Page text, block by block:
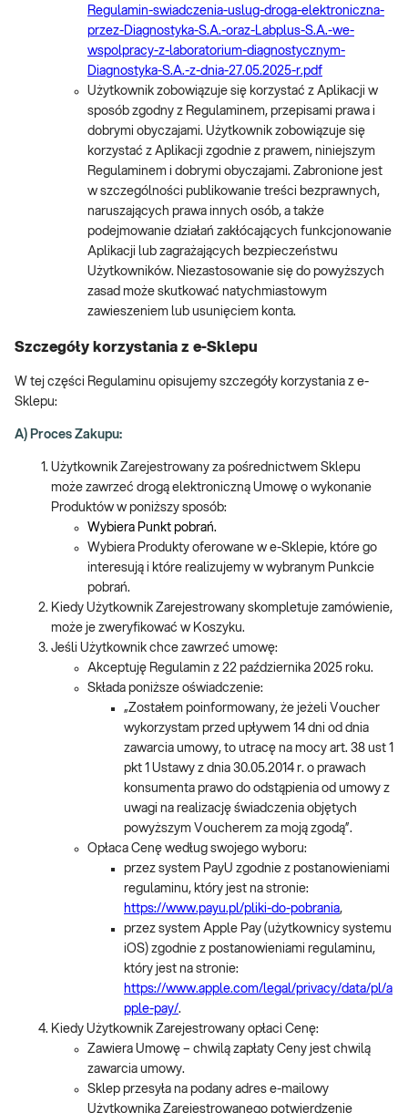
Regulamin-swiadczenia-uslug-droga-elektroniczna-
przez-Diagnostyka-S.A.-oraz-Labplus-S.A.-we-
wspolpracy-z-laboratorium-diagnostycznym-
Diagnostyka-S.A.-z-dnia-27.05.2025-r.pdf
Użytkownik zobowiązuje się korzystać z Aplikacji w
sposób zgodny z Regulaminem, przepisami prawa i
dobrymi obyczajami. Użytkownik zobowiązuje się
korzystać z Aplikacji zgodnie z prawem, niniejszym
Regulaminem i dobrymi obyczajami. Zabronione jest
w szczególności publikowanie treści bezprawnych,
naruszających prawa innych osób, a także
podejmowanie działań zakłócających funkcjonowanie
Aplikacji lub zagrażających bezpieczeństwu
Użytkowników. Niezastosowanie się do powyższych
zasad może skutkować natychmiastowym
zawieszeniem lub usunięciem konta.
Szczegóły korzystania z e-Sklepu
W tej części Regulaminu opisujemy szczegóły korzystania z e-
Sklepu:
A) Proces Zakupu:
Użytkownik Zarejestrowany za pośrednictwem Sklepu
może zawrzeć drogą elektroniczną Umowę o wykonanie
Produktów w poniższy sposób:
Wybiera Punkt pobrań.
Wybiera Produkty oferowane w e-Sklepie, które go
interesują i które realizujemy w wybranym Punkcie
pobrań.
Kiedy Użytkownik Zarejestrowany skompletuje zamówienie,
może je zweryfikować w Koszyku.
Jeśli Użytkownik chce zawrzeć umowę:
Akceptuję Regulamin z 22 października 2025 roku.
Składa poniższe oświadczenie:
„Zostałem poinformowany, że jeżeli Voucher
wykorzystam przed upływem 14 dni od dnia
zawarcia umowy, to utracę na mocy art. 38 ust 1
pkt 1 Ustawy z dnia 30.05.2014 r. o prawach
konsumenta prawo do odstąpienia od umowy z
uwagi na realizację świadczenia objętych
powyższym Voucherem za moją zgodą”.
Opłaca Cenę według swojego wyboru:
przez system PayU zgodnie z postanowieniami
regulaminu, który jest na stronie:
https://www.payu.pl/pliki-do-pobrania,
przez system Apple Pay (użytkownicy systemu
iOS) zgodnie z postanowieniami regulaminu,
który jest na stronie:
https://www.apple.com/legal/privacy/data/pl/a
pple-pay/.
Kiedy Użytkownik Zarejestrowany opłaci Cenę:
Zawiera Umowę – chwilą zapłaty Ceny jest chwilą
zawarcia umowy.
Sklep przesyła na podany adres e-mailowy
Użytkownika Zarejestrowanego potwierdzenie